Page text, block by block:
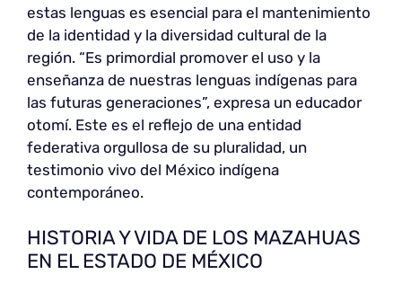
estas lenguas es esencial para el mantenimiento
de la identidad y la diversidad cultural de la
región. “Es primordial promover el uso y la
enseñanza de nuestras lenguas indígenas para
las futuras generaciones”, expresa un educador
otomí. Este es el reflejo de una entidad
federativa orgullosa de su pluralidad, un
testimonio vivo del México indígena
contemporáneo.
HISTORIA Y VIDA DE LOS MAZAHUAS
EN EL ESTADO DE MÉXICO